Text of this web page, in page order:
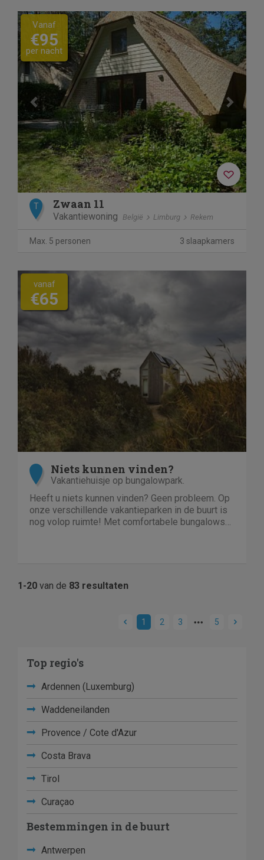
Previous Next
Vanaf
€95
per nacht
T Zwaan 11
Vakantiewoning België Limburg Rekem
Max. 5 personen 3 slaapkamers
vanaf
€65
Niets kunnen vinden?
Vakantiehuisje op bungalowpark.
Heeft u niets kunnen vinden? Geen probleem. Op
onze verschillende vakantieparken in de buurt is
nog volop ruimte! Met comfortabele bungalows
1-20 van de 83 resultaten
1 2 3 5
Top regio's
Ardennen (Luxemburg)
Waddeneilanden
Provence / Cote d'Azur
Costa Brava
Tirol
Curaçao
Bestemmingen in de buurt
Antwerpen